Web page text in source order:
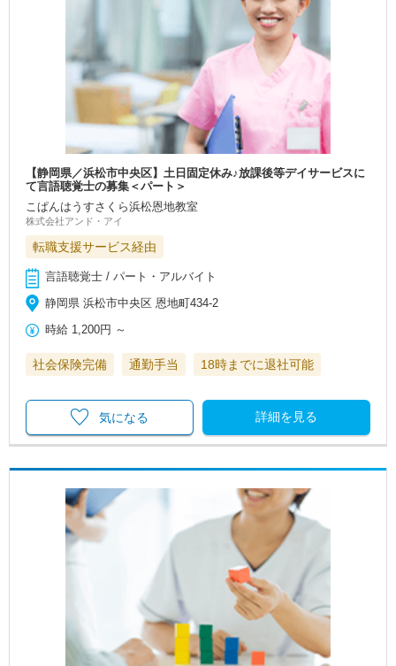
【静岡県／浜松市中央区】土日固定休み♪放課後等デイサービスに
て言語聴覚士の募集＜パート＞
こぱんはうすさくら浜松恩地教室
株式会社アンド・アイ
転職支援サービス経由
言語聴覚士 / パート・アルバイト
静岡県 浜松市中央区 恩地町434-2
時給 1,200円 ～
社会保険完備 通勤手当 18時までに退社可能
詳細を見る
気になる